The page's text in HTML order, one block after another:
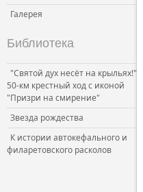
Галерея
Библиотека
"Святой дух несёт на крыльях!"
50-км крестный ход с иконой
"Призри на смирение"
Звезда рождества
К истории автокефального и
филаретовского расколов